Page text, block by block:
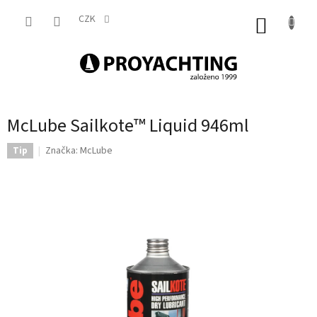
CZK
McLube Sailkote™ Liquid 946ml
Tip Značka: McLube